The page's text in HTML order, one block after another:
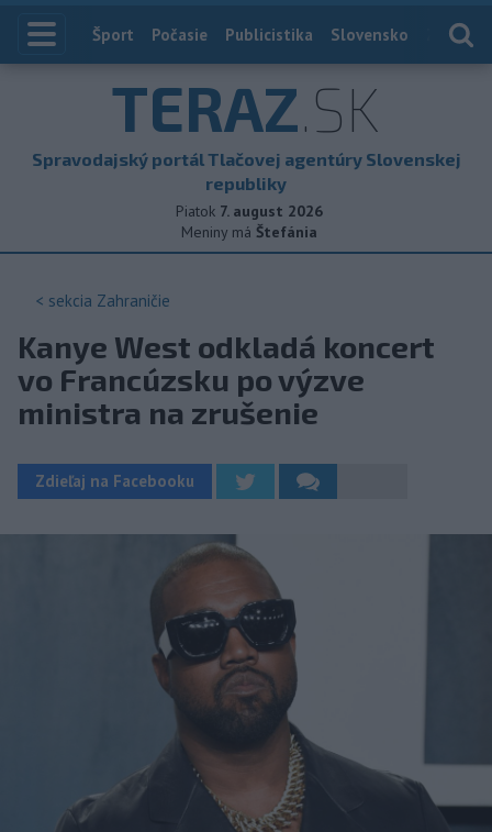
Index
Šport Počasie Publicistika Slovensko
TERAZ.SK
Spravodajský portál Tlačovej agentúry Slovenskej
republiky
Piatok 7. august 2026
Meniny má Štefánia
< sekcia Zahraničie
Kanye West odkladá koncert
vo Francúzsku po výzve
ministra na zrušenie
Zdieľaj na Facebooku